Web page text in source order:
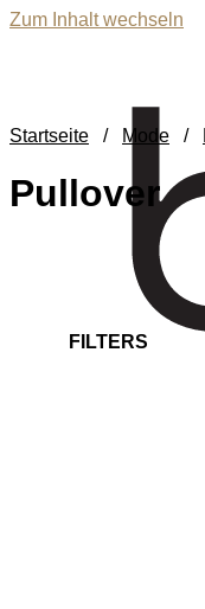
Zum Inhalt wechseln
Startseite / Mode /
Pullover
FILTERS